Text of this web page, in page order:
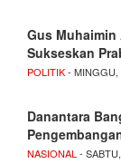
Gus Muhaimin
Sukseskan
POLITIK- MINGGU,
Danantara
NASIONAL -